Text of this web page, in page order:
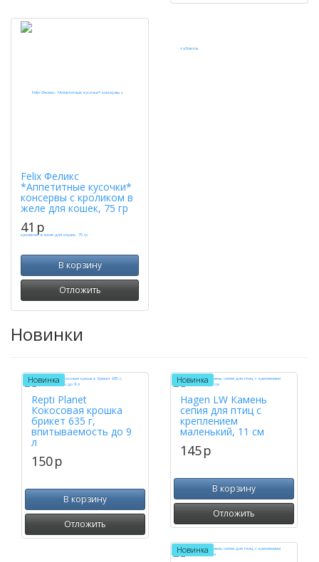
Felix Феликс
*Аппетитные кусочки*
консервы с кроликом в
желе для кошек, 75 гр
41 p
В корзину
Отложить
Новинки
Новинка
Repti Planet
Кокосовая крошка
брикет 635 г,
впитываемость до 9
л
150p
В корзину
Отложить
Новинка
Hagen LW Камень
сепия для птиц с
креплением
маленький, 11 см
145p
В корзину
Отложить
Новинка